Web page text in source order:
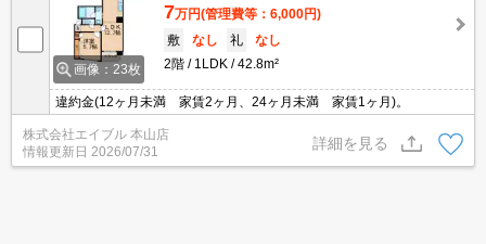
画像：23枚
7万円(管理費等：6,000円)
敷
なし 礼
なし
2階
1LDK 42.8m²
違約金(12ヶ月未満 家賃2ヶ月、24ヶ月未満 家賃1ヶ月)。
株式会社エイブル 本山店
情報更新日 2026/07/31
詳細を見る